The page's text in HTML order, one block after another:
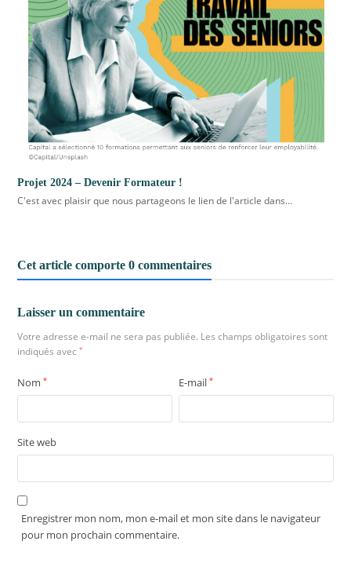
Projet 2024 – Devenir Formateur !
C'est avec plaisir que nous partageons le lien de l'article dans…
Cet article comporte 0 commentaires
Laisser un commentaire
Votre adresse e-mail ne sera pas publiée. Les champs obligatoires sont
indiqués avec*
Nom* E-mail*
Site web
Enregistrer mon nom, mon e-mail et mon site dans le navigateur
pour mon prochain commentaire.